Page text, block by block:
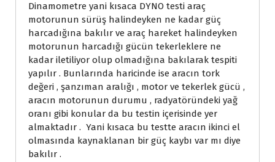
Dinamometre yani kısaca DYNO testi araç
motorunun sürüş halindeyken ne kadar güç
harcadığına bakılır ve araç hareket halindeyken
motorunun harcadığı gücün tekerleklere ne
kadar iletiliyor olup olmadığına bakılarak tespiti
yapılır . Bunlarında haricinde ise aracın tork
değeri , şanzıman aralığı , motor ve tekerlek gücü ,
aracın motorunun durumu , radyatöründeki yağ
oranı gibi konular da bu testin içerisinde yer
almaktadır . Yani kısaca bu testte aracın ikinci el
olmasında kaynaklanan bir güç kaybı var mı diye
bakılır .